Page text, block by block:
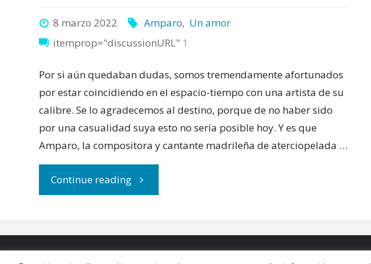
8 marzo 2022 Amparo, Un amor
itemprop="discussionURL" 1
Por si aún quedaban dudas, somos tremendamente afortunados
por estar coincidiendo en el espacio-tiempo con una artista de su
calibre. Se lo agradecemos al destino, porque de no haber sido
por una casualidad suya esto no sería posible hoy. Y es que
Amparo, la compositora y cantante madrileña de aterciopelada …
Continue reading"Amparo
“Un